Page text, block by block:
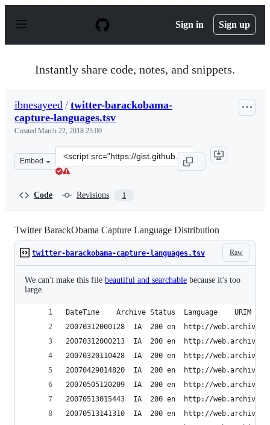
p
Sign in Sign up
Instantly share code, notes, and snippets.
ibnesayeed / twitter-barackobama-
capture-languages.tsv
Created March 22, 2018 23:00
Embed
Clone
this
Code Revisions 1
Twitter BarackObama Capture Language Distribution
Raw
twitter-barackobama-capture-languages.tsv
We can't make this file beautiful and searchable because it's too
large.
DateTime	Archive	Status	Language	URIM
20070312000128	IA	200
20070312000213	IA	200
20070320110428	IA	200
20070429014820	IA	200
20070505120209	IA	200
20070513015443	IA	200
20070513141310	IA	200